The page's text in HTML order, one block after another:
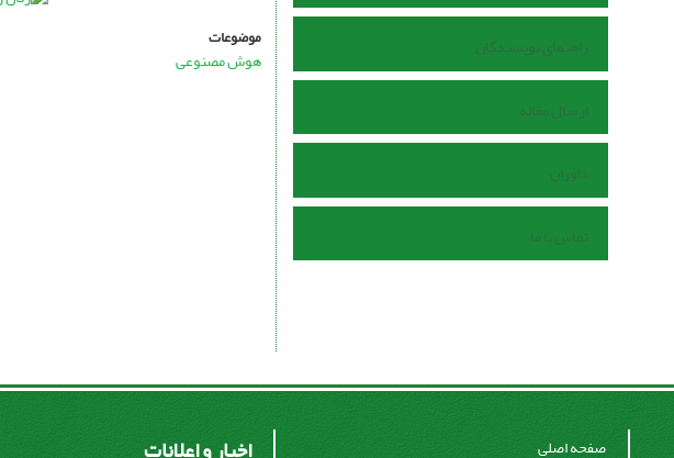
راهنمای نویسندگان
ارسال مقاله
داوران
تماس با ما
موضوعات
هوش مصنوعی
صفحه اصلی